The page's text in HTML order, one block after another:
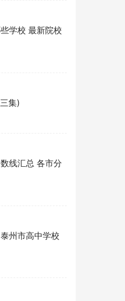
学校 最新院校
集)
线汇总 各市分
州市高中学校